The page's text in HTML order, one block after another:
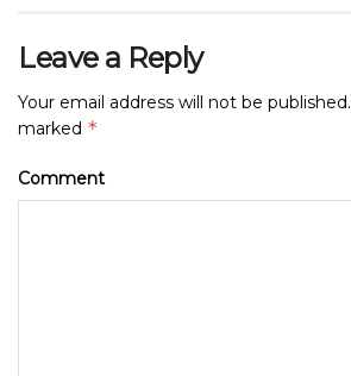
Leave a Reply
Your email address will not be published.
marked *
Comment